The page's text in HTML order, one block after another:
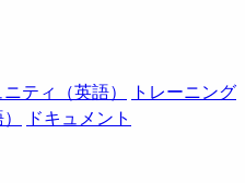
ティ（英語）
トレーニング
ドキュメント